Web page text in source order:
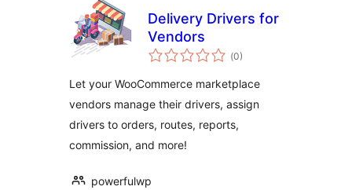
Delivery Drivers for
Vendors
(Totalt
antal
0)
Let your WooCommerce marketplace
vendors manage their drivers, assign
drivers to orders, routes, reports,
commission, and more!
powerfulwp